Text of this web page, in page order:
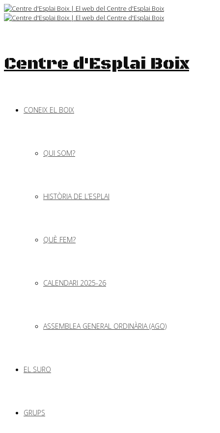
Skip
to
Centre d'Esplai Boix
CONEIX EL BOIX
QUI SOM?
HISTÒRIA DE L’ESPLAI
QUÈ FEM?
CALENDARI 2025-26
ASSEMBLEA GENERAL ORDINÀRIA (AGO)
EL SURO
GRUPS